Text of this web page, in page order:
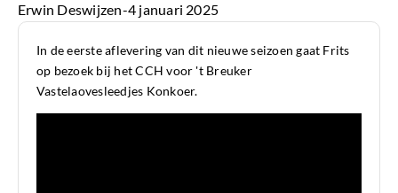
Erwin Deswijzen-4 januari 2025
In de eerste aflevering van dit nieuwe seizoen gaat Frits
op bezoek bij het CCH voor 't Breuker
Vastelaovesleedjes Konkoer.